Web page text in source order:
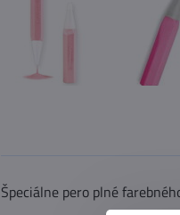
Špeciálne pero plné